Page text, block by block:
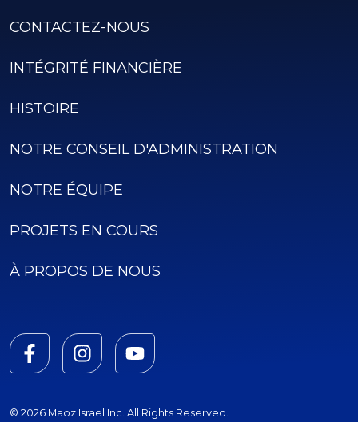
CONTACTEZ-NOUS
INTÉGRITÉ FINANCIÈRE
HISTOIRE
NOTRE CONSEIL D'ADMINISTRATION
NOTRE ÉQUIPE
PROJETS EN COURS
À PROPOS DE NOUS
© 2026 Maoz Israel Inc. All Rights Reserved.